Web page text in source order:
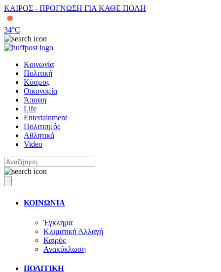
ΚΑΙΡΟΣ - ΠΡΟΓΝΩΣΗ ΓΙΑ ΚΑΘΕ ΠΟΛΗ
34°C
Κοινωνία
Πολιτική
Κόσμος
Οικονομία
Άποψη
Life
Entertainment
Πολιτισμός
Αθλητικά
Video
ΚΟΙΝΩΝΙΑ
Έγκλημα
Κλιματική Αλλαγή
Καιρός
Ανακύκλωση
ΠΟΛΙΤΙΚΗ